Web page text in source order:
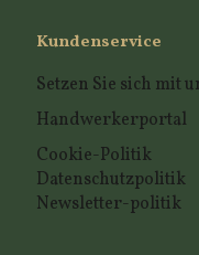
Kundenservice
Setzen Sie sich mit
Handwerkerportal
Cookie-Politik
Datenschutzpolitik
Newsletter-politik